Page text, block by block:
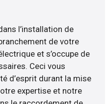
l’installation de
de votre
et s’occupe de
Ceci vous
d’esprit durant la mise
expertise et notre